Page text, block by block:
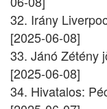
32. Irány
[2025-06-08]
33. Jánó Zétény
[2025-06-08]
34. Hivatalos: